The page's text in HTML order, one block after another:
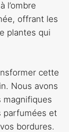
l’ombre
offrant les
plantes qui
cette
Nous avons
magnifiques
parfumées et
bordures.